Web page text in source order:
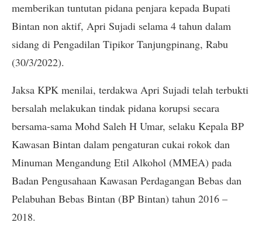
memberikan tuntutan pidana penjara kepada Bupati
Bintan non aktif, Apri Sujadi selama 4 tahun dalam
sidang di Pengadilan Tipikor Tanjungpinang, Rabu
(30/3/2022).
Jaksa KPK menilai, terdakwa Apri Sujadi telah terbukti
bersalah melakukan tindak pidana korupsi secara
bersama-sama Mohd Saleh H Umar, selaku Kepala BP
Kawasan Bintan dalam pengaturan cukai rokok dan
Minuman Mengandung Etil Alkohol (MMEA) pada
Badan Pengusahaan Kawasan Perdagangan Bebas dan
Pelabuhan Bebas Bintan (BP Bintan) tahun 2016 –
2018.